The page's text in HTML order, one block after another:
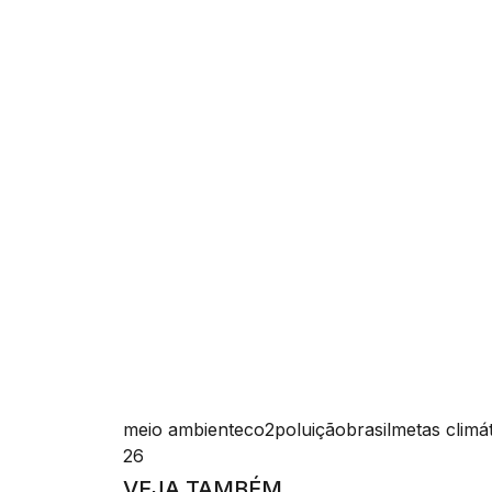
meio ambienteco2poluiçãobrasilmetas
26